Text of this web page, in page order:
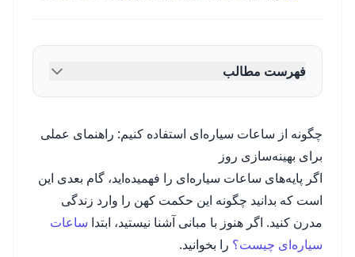
فهرست مطالب
چگونه از ساعات سیاره‌ای استفاده کنیم: راهنمای عملی
برای بهینه‌سازی روز
اگر پایه‌های ساعات سیاره‌ای را فهمیده‌اید، گام بعدی این
است که بدانید چگونه این حکمت کهن را وارد زندگی
مدرن کنید. اگر هنوز با مبانی آشنا نیستید، ابتدا ساعات
سیاره‌ای چیست؟ را بخوانید.